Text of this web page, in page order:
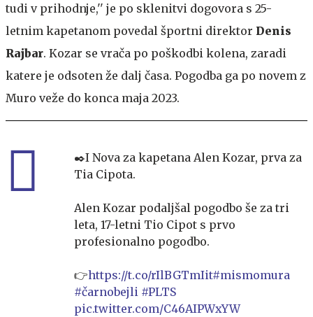
tudi v prihodnje,'' je po sklenitvi dogovora s 25-
letnim kapetanom povedal športni direktor Denis
Rajbar. Kozar se vrača po poškodbi kolena, zaradi
katere je odsoten že dalj časa. Pogodba ga po novem z
Muro veže do konca maja 2023.
✒️I Nova za kapetana Alen Kozar, prva za
Tia Cipota.
Alen Kozar podaljšal pogodbo še za tri
leta, 17-letni Tio Cipot s prvo
profesionalno pogodbo.
👉https://t.co/rIlBGTmIit#mismomura
#čarnobejli #PLTS
pic.twitter.com/C46AIPWxYW